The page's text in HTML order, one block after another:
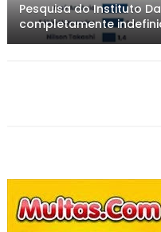
Pesquisa do Instituto
completamente